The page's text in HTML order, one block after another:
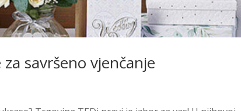
savršeno vjenčanje